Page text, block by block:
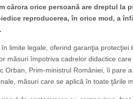
cărora orice persoană are dreptul la
reproducerea, în orice mod, a
limite legale, oferind garanţia protecţiei
măsuri împotriva cadrelor didactice
Prim-ministrul României, îi pare
măsuri care se aplică în toate ţările